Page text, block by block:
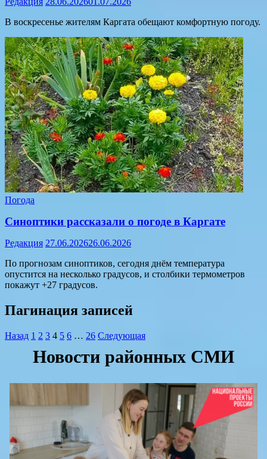
В воскресенье жителям Каргата обещают комфортную погоду.
Погода
Синоптики рассказали о погоде в Каргате
Редакция 27.06.202626.06.2026
По прогнозам синоптиков, сегодня днём температура
опустится на несколько градусов, и столбики термометров
покажут +27 градусов.
Пагинация записей
Назад 1 2 3 4 5 6 … 26 Следующая